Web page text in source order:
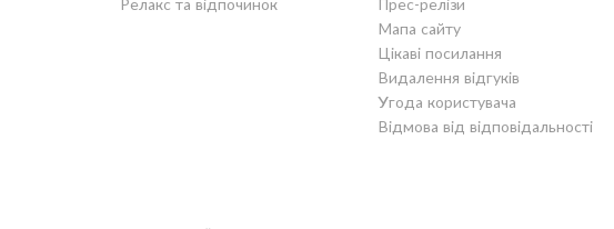
Мапа сайту
Цікаві посилання
Видалення відгуків
Угода користувача
Відмова від відповідальності